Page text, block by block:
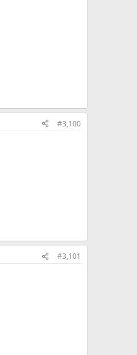
#3,100
#3,101